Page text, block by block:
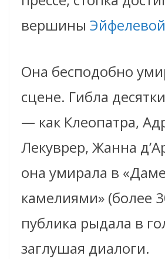
вершины
Она бесподобно
сцене. Гибла
— как Клеопатра,
Лекуврер, Жанна
она умирала в
камелиями» (более
публика рыдала в
заглушая диалоги.